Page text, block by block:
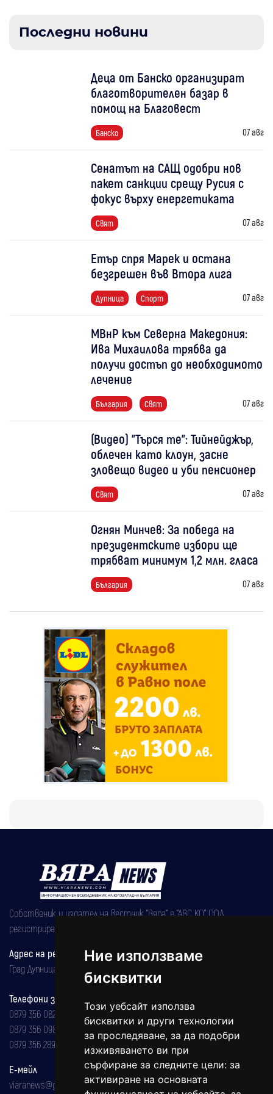
Ние използваме
бисквитки
Този уебсайт използва
бисквитки и други технологии
за проследяване, за да подобри
изживяването ви при
сърфиране за следните цели: за
активиране на основната
Последни новини
Деца от Банско организират
благотворителен базар в
помощ на Благовест
Банско 07 авг
Сенатът на САЩ одобри нов
пакет санкции срещу Русия с
фокус върху енергетиката
Свят 07 авг
Етър спря Марек и остана
безгрешен във Втора лига
Дупница Спорт 07 авг
МВнР към Северна Македония:
Ива Михаилова трябва да
получи достъп до необходимото
лечение
България Свят 07 авг
(Видео) "Търся те": Тийнейджър,
облечен като клоун, засне
зловещо видео и уби пенсионер
Свят 07 авг
Огнян Минчев: За победа на
президентските избори ще
трябват минимум 1,2 млн. гласа
България 07 авг
Собственик и издател на вестник "Вяра" е "АВС КО" ООД,
регистрирана на 08.05.2002 година.
Адрес на редакцията
Град Дупница, ул.''Христо Ботев" 43
Телефони за реклама и абонаменти
0879 356 082
0879 356 098
0879 356 289
Е-мейл
viaranews@gmail.com